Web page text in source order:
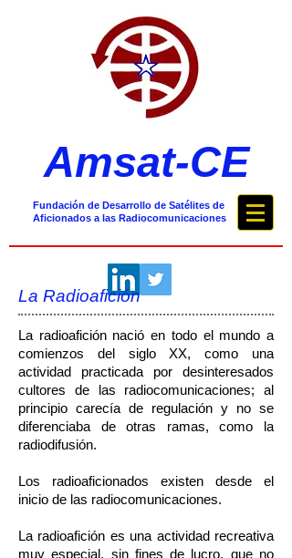
Amsat-CE
Fundación de Desarrollo de Satélites de
Aficionados a las Radiocomunicaciones
La Radioafición
La radioafición nació en todo el mundo a
comienzos del siglo XX, como una
actividad practicada por desinteresados
cultores de las radiocomunicaciones; al
principio carecía de regulación y no se
diferenciaba de otras ramas, como la
radiodifusión.
Los radioaficionados existen desde el
inicio de las radiocomunicaciones.
La radioafición es una actividad recreativa
muy especial, sin fines de lucro, que no